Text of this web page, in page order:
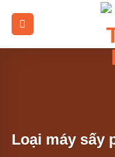
Loại máy sấy